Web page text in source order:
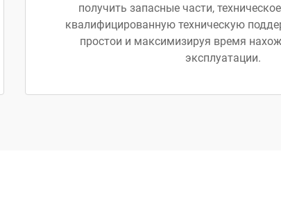
получить запасные части,
квалифицированную техническую
простои и максимизируя время
эксплуатации.